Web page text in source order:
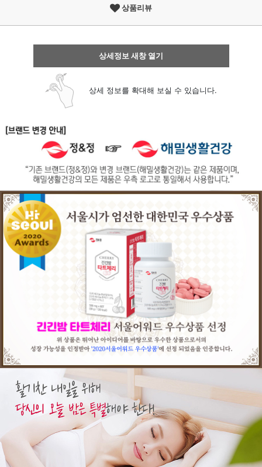
상품리뷰
상세정보 새창 열기
상세 정보를 확대해 보실 수 있습니다.